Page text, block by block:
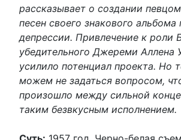
рассказывает о создании
песен своего знакового
депрессии. Привлечение к роли
убедительного Джереми Аллена
усилило потенциал проекта. Но
можем не задаться вопросом,
произошло между сильной
таким безвкусным исполнением.